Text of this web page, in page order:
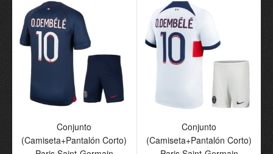
Primera Equipación Euro
2024 - Hombre
69.55€
Corto) Francia Dembele
11 Primera Equipación
Euro 2024 - Niño
69.55€ 29.90€
Conjunto
(Camiseta+Pantalón Corto)
Conjunto
(Camiseta+Pantalón Corto)